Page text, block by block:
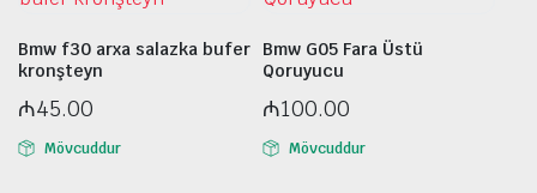
Bmw f30 arxa salazka bufer
kronşteyn
₼45.00
Mövcuddur
Bmw G05 Fara Üstü
Qoruyucu
₼100.00
Mövcuddur